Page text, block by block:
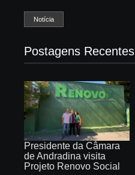
Notícia
Postagens Recentes
Presidente da Câmara
de Andradina visita
Projeto Renovo Social